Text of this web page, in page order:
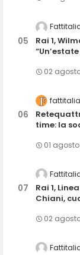
Rai 1,
02
time: la
01 agosto
Rai 1,
Chiani,
02